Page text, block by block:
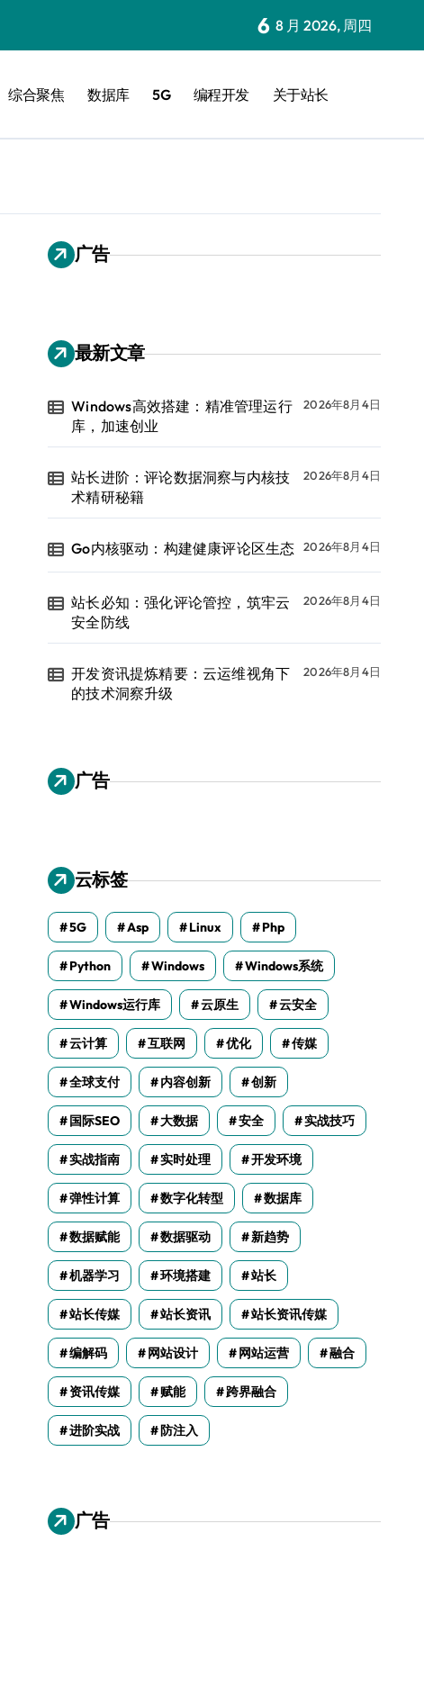
6 8 月 2026, 周四
综合聚焦 数据库 5G 编程开发 关于站长
广告
最新文章
Windows高效搭建：精准管理运行
库，加速创业
2026年8月4日
站长进阶：评论数据洞察与内核技
术精研秘籍
2026年8月4日
Go内核驱动：构建健康评论区生态 2026年8月4日
站长必知：强化评论管控，筑牢云
安全防线
2026年8月4日
开发资讯提炼精要：云运维视角下
的技术洞察升级
2026年8月4日
广告
云标签
5G Asp Linux Php
Python Windows Windows系统
Windows运行库 云原生 云安全
云计算 互联网 优化 传媒
全球支付 内容创新 创新
国际SEO 大数据 安全 实战技巧
实战指南 实时处理 开发环境
弹性计算 数字化转型 数据库
数据赋能 数据驱动 新趋势
机器学习 环境搭建 站长
站长传媒 站长资讯 站长资讯传媒
编解码 网站设计 网站运营 融合
资讯传媒 赋能 跨界融合
进阶实战 防注入
广告